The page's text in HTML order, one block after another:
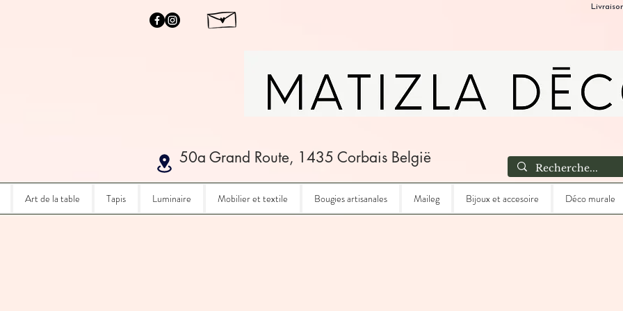
50a Grand Route, 1435 Corbais België
Art de la table Tapis Luminaire Mobilier et textile Bougies artisanales Maileg Bijoux et accesoire Déco murale